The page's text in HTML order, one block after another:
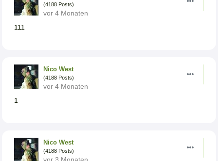
(4188 Posts)
vor 4 Monaten
111
Nico West
(4188 Posts)
vor 4 Monaten
1
Nico West
(4188 Posts)